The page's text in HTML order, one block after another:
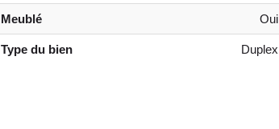
Meublé Oui
Type du bien Duplex